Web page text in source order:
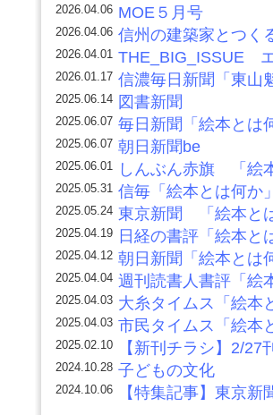
2026.04.06 MOE５月号
2026.04.06 信州の建築家とつく
2026.04.01 THE_BIG_ISSUE
2026.01.17 信濃毎日新聞「東
2025.06.14 図書新聞
2025.06.07 毎日新聞「絵本とは
2025.06.07 朝日新聞be
2025.06.01 しんぶん赤旗 「絵
2025.05.31 信毎「絵本とは何か
2025.05.24 東京新聞 「絵本と
2025.04.19 日経の書評「絵本
2025.04.12 朝日新聞「絵本とは
2025.04.04 週刊読書人書評「絵
2025.04.03 大糸タイムス「絵本
2025.04.03 市民タイムス「絵本
2025.02.10 【新刊チラシ】2/
2024.10.28 子どもの文化
2024.10.06 【特集記事】東京新